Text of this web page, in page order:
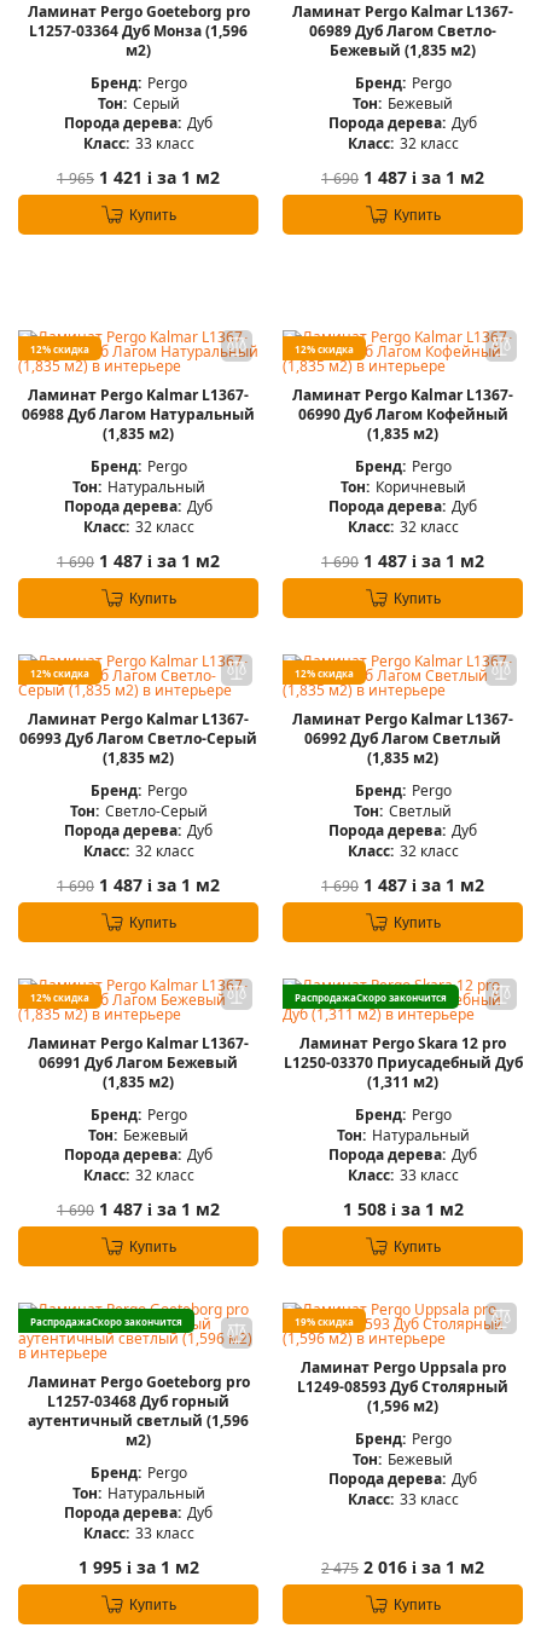
Ламинат Pergo Goeteborg pro
L1257-03364 Дуб Монза (1,596
м2)
Бренд: Pergo
Тон: Серый
Порода дерева: Дуб
Класс: 33 класс
1 965 1 421 i за 1 м2
Купить
Ламинат Pergo Kalmar L1367-
06989 Дуб Лагом Светло-
Бежевый (1,835 м2)
Бренд: Pergo
Тон: Бежевый
Порода дерева: Дуб
Класс: 32 класс
1 690 1 487 i за 1 м2
Купить
12% скидка
Ламинат Pergo Kalmar L1367-
06988 Дуб Лагом Натуральный
(1,835 м2)
Бренд: Pergo
Тон: Натуральный
Порода дерева: Дуб
Класс: 32 класс
1 690 1 487 i за 1 м2
Купить
12% скидка
Ламинат Pergo Kalmar L1367-
06990 Дуб Лагом Кофейный
(1,835 м2)
Бренд: Pergo
Тон: Коричневый
Порода дерева: Дуб
Класс: 32 класс
1 690 1 487 i за 1 м2
Купить
12% скидка
Ламинат Pergo Kalmar L1367-
06993 Дуб Лагом Светло-Серый
(1,835 м2)
Бренд: Pergo
Тон: Светло-Серый
Порода дерева: Дуб
Класс: 32 класс
1 690 1 487 i за 1 м2
Купить
12% скидка
Ламинат Pergo Kalmar L1367-
06992 Дуб Лагом Светлый
(1,835 м2)
Бренд: Pergo
Тон: Светлый
Порода дерева: Дуб
Класс: 32 класс
1 690 1 487 i за 1 м2
Купить
12% скидка
Ламинат Pergo Kalmar L1367-
06991 Дуб Лагом Бежевый
(1,835 м2)
Бренд: Pergo
Тон: Бежевый
Порода дерева: Дуб
Класс: 32 класс
1 690 1 487 i за 1 м2
Купить
РаспродажаСкоро закончится
Ламинат Pergo Skara 12 pro
L1250-03370 Приусадебный Дуб
(1,311 м2)
Бренд: Pergo
Тон: Натуральный
Порода дерева: Дуб
Класс: 33 класс
1 508 iза 1 м2
Купить
РаспродажаСкоро закончится
Ламинат Pergo Goeteborg pro
L1257-03468 Дуб горный
аутентичный светлый (1,596
м2)
Бренд: Pergo
Тон: Натуральный
Порода дерева: Дуб
Класс: 33 класс
1 995 iза 1 м2
Купить
19% скидка
Ламинат Pergo Uppsala pro
L1249-08593 Дуб Столярный
(1,596 м2)
Бренд: Pergo
Тон: Бежевый
Порода дерева: Дуб
Класс: 33 класс
2 475 2 016 i за 1 м2
Купить